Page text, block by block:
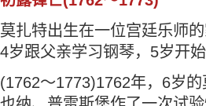
莫扎特出生在一位宫廷乐师
4岁跟父亲学习钢琴，5岁开始
(1762～1773)1762年，6岁